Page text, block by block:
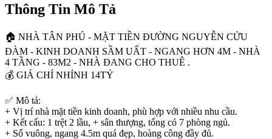
Thông Tin Mô Tả
🏠 NHÀ TÂN PHÚ - MẶT TIỀN ĐƯỜNG NGUYỄN CỬU
ĐÀM - KINH DOANH SẦM UẤT - NGANG HƠN 4M - NHÀ
4 TẦNG - 83M2 - NHÀ ĐANG CHO THUÊ .
💰 GIÁ CHỈ NHỈNH 14TỶ
✅ Mô tả:
+ Vị trí nhà mặt tiền kinh doanh, phù hợp với nhiều nhu cầu.
+ Kết cấu: 1 trệt 2 lầu, + sân thượng, tổng có 7 phòng ngủ.
+ Sổ vuông, ngang 4.5m quá đẹp, hoàng công đầy đủ.